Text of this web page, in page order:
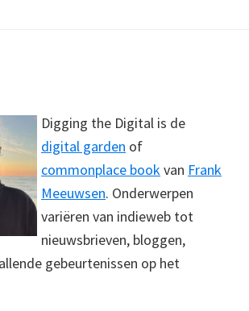
Digging the Digital is de
digital garden of
commonplace bookvan Frank
Meeuwsen. Onderwerpen
variëren van indieweb tot
nieuwsbrieven, bloggen,
gebeurtenissen op het